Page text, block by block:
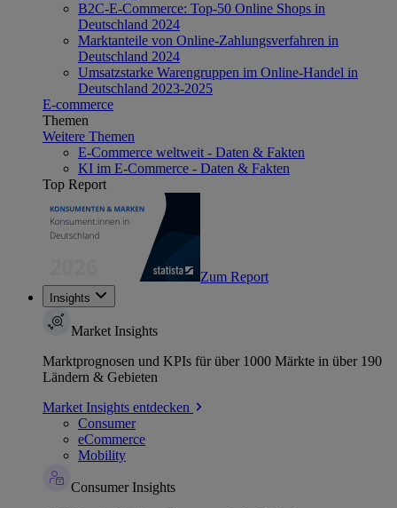
B2C-E-Commerce: Top-50 Online Shops in
Deutschland 2024
Marktanteile von Online-Zahlungsverfahren in
Deutschland 2024
Umsatzstarke Warengruppen im Online-Handel in
Deutschland 2023-2025
E-commerce
Themen
Weitere Themen
E-Commerce weltweit - Daten & Fakten
KI im E-Commerce - Daten & Fakten
Top Report
Zum Report
Insights
Market Insights
Marktprognosen und KPIs für über 1000 Märkte in über 190
Ländern & Gebieten
Market Insights entdecken
Consumer
eCommerce
Mobility
Consumer Insights